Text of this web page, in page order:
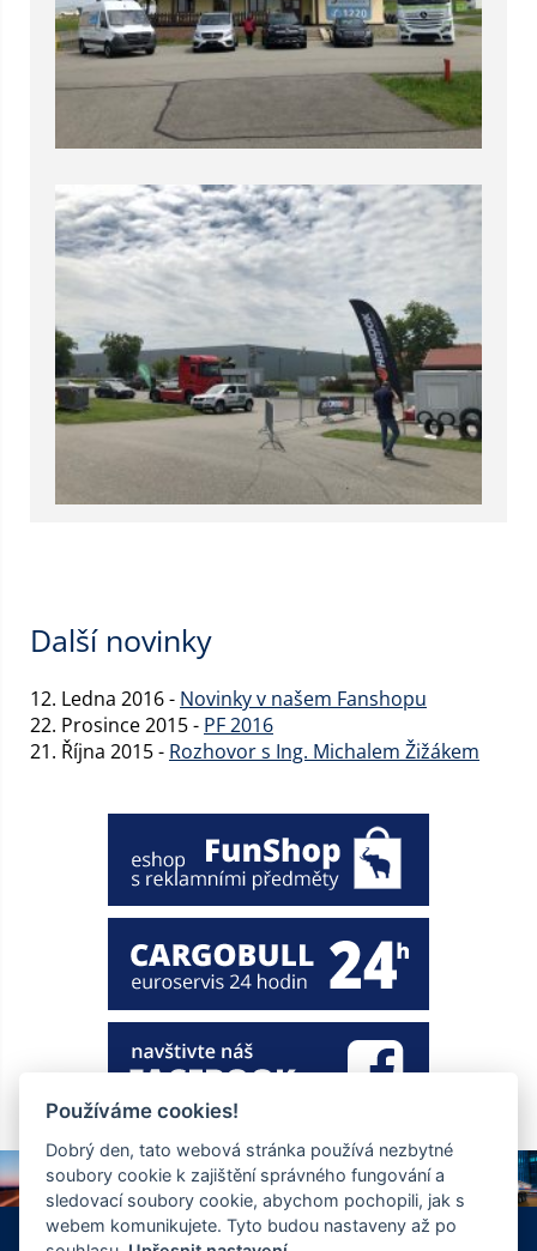
Další novinky
12. Ledna 2016 - Novinky v našem Fanshopu
22. Prosince 2015 - PF 2016
21. Října 2015 - Rozhovor s Ing. Michalem Žižákem
Používáme cookies!
Dobrý den, tato webová stránka používá nezbytné
soubory cookie k zajištění správného fungování a
sledovací soubory cookie, abychom pochopili, jak s
webem komunikujete. Tyto budou nastaveny až po